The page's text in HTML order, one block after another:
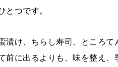
とつです。
漬け、ちらし寿司、ところ
前に出るよりも、味を整え